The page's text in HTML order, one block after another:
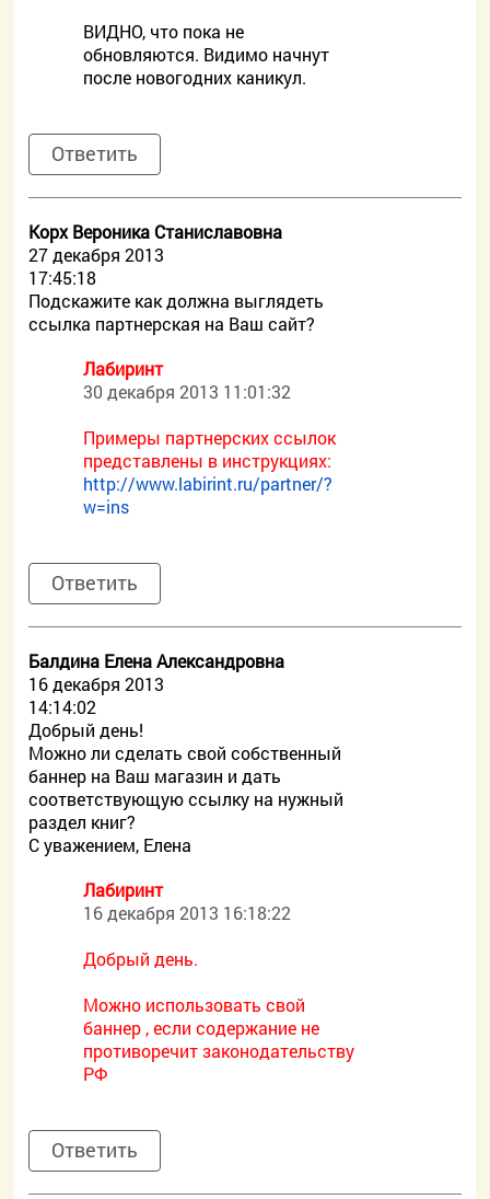
ВИДНО, что пока не
обновляются. Видимо начнут
после новогодних каникул.
Ответить
Корх Вероника Станиславовна
27 декабря 2013
17:45:18
Подскажите как должна выглядеть
ссылка партнерская на Ваш сайт?
Лабиринт
30 декабря 2013 11:01:32
Примеры партнерских ссылок
представлены в инструкциях:
http://www.labirint.ru/partner/?
w=ins
Ответить
Балдина Елена Александровна
16 декабря 2013
14:14:02
Добрый день!
Можно ли сделать свой собственный
баннер на Ваш магазин и дать
соответствующую ссылку на нужный
раздел книг?
С уважением, Елена
Лабиринт
16 декабря 2013 16:18:22
Добрый день.
Можно использовать свой
баннер , если содержание не
противоречит законодательству
РФ
Ответить